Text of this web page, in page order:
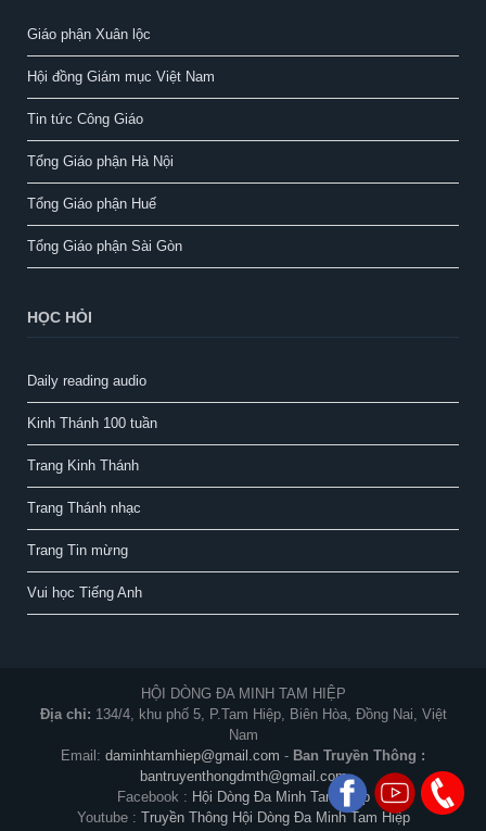
Giáo phận Xuân lộc
Hội đồng Giám mục Việt Nam
Tin tức Công Giáo
Tổng Giáo phận Hà Nội
Tổng Giáo phận Huế
Tổng Giáo phận Sài Gòn
HỌC HỎI
Daily reading audio
Kinh Thánh 100 tuần
Trang Kinh Thánh
Trang Thánh nhạc
Trang Tin mừng
Vui học Tiếng Anh
HỘI DÒNG ĐA MINH TAM HIỆP
Địa chỉ: 134/4, khu phố 5, P.Tam Hiệp, Biên Hòa, Đồng Nai, Việt
Nam
Email: daminhtamhiep@gmail.com - Ban Truyền Thông :
bantruyenthongdmth@gmail.com
Facebook : Hội Dòng Đa Minh Tam Hiệp
Youtube : Truyền Thông Hội Dòng Đa Minh Tam Hiệp